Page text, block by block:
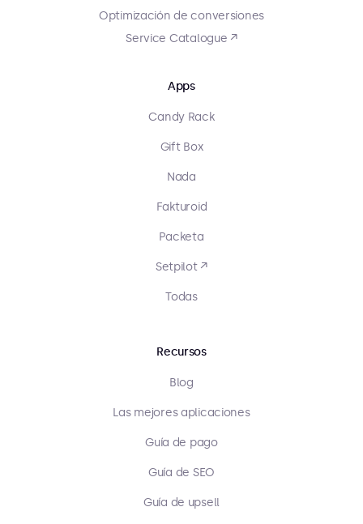
Optimización de conversiones
Service Catalogue ↗
Apps
Candy Rack
Gift Box
Nada
Fakturoid
Packeta
Setpilot ↗
Todas
Recursos
Blog
Las mejores aplicaciones
Guía de pago
Guía de SEO
Guía de upsell